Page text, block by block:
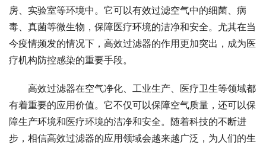
房、实验室等环境中。它可以有效过滤空气中的细菌、病
毒、真菌等微生物，保障医疗环境的洁净和安全。尤其在当
今疫情频发的情况下，高效过滤器的作用更加突出，成为医
疗机构防控感染的重要手段。
高效过滤器在空气净化、工业生产、医疗卫生等领域都
有着重要的应用价值。它不仅可以保障空气质量，还可以保
障生产环境和医疗环境的洁净和安全。随着科技的不断进
步，相信高效过滤器的应用领域会越来越广泛，为人们的生